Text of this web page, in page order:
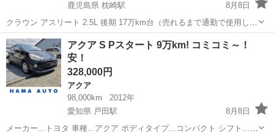
鹿児島県 枕崎駅
8月8日
クラウン アスリート 2.5L 後期 17万km台（売れるまで通勤で使用しま
すので増えます） 人気色！ホワイト 平成22年式 車検R9年4月まで エ
アロ（フロント、サイド、リヤ） 社外20インチアルミホイール タイヤ
溝あり...
鹿児島 南さつま市 クラウン
アクア S Pスタート 9万km! コミコミ～！
安！
328,000円
アクア
98,000km
2012年
愛知県 戸田駅
8月8日
メーカー...トヨタ 車種...アクア ボディタイプ...コンパクト シフト…オ